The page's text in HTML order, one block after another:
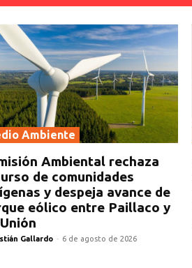
Ambiente
Ambiental rechaza
de comunidades
y despeja avance de
eólico entre Paillaco y
Gallardo - 6 de agosto de 2026